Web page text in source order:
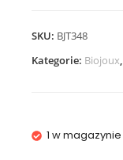
SKU: BJT348
Kategorie: Biojoux,
1 w magazynie